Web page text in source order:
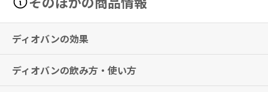
ディオバンの効果
高血圧症
ディオバンの飲み方・使い方